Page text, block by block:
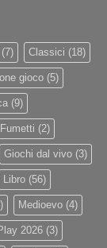
(7) Classici (18)
gioco (5)
(9)
Fumetti (2)
Giochi dal vivo (3)
Libro (56)
Medioevo (4)
2026 (3)